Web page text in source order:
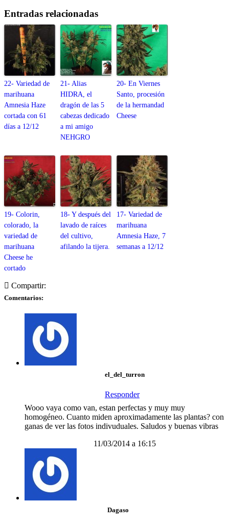
Entradas relacionadas
22- Variedad de
marihuana
Amnesia Haze
cortada con 61
días a 12/12
21- Alias
HIDRA, el
dragón de las 5
cabezas dedicado
a mi amigo
NEHGRO
20- En Viernes
Santo, procesión
de la hermandad
Cheese
19- Colorin,
colorado, la
variedad de
marihuana
Cheese he
cortado
18- Y después del
lavado de raíces
del cultivo,
afilando la tijera.
17- Variedad de
marihuana
Amnesia Haze, 7
semanas a 12/12
Compartir:
Comentarios:
el_del_turron
Responder
Wooo vaya como van, estan perfectas y muy muy
homogéneo. Cuanto miden aproximadamente las plantas? con
ganas de ver las fotos indivuduales. Saludos y buenas vibras
11/03/2014 a 16:15
Dagaso